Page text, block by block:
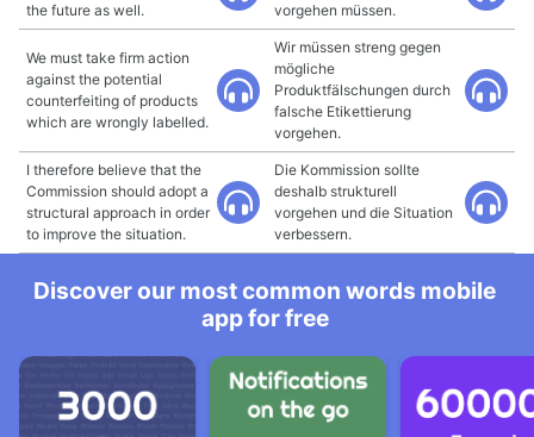
the future as well.
vorgehen müssen.
We must take firm action
against the potential
counterfeiting of products
which are wrongly labelled.
Wir müssen streng gegen
mögliche
Produktfälschungen durch
falsche Etikettierung
vorgehen.
I therefore believe that the
Commission should adopt a
structural approach in order
to improve the situation.
Die Kommission sollte
deshalb strukturell
vorgehen und die Situation
verbessern.
Discover our most common words mobile
app for free